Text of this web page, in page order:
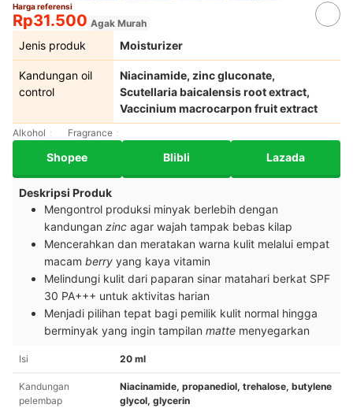
Harga referensi
Rp31.500 Agak Murah
Jenis produk Moisturizer
Kandungan oil
control
Niacinamide, zinc gluconate,
Scutellaria baicalensis root extract,
Vaccinium macrocarpon fruit extract
Alkohol Fragrance
Shopee Blibli Lazada
Deskripsi Produk
Mengontrol produksi minyak berlebih dengan
kandungan zinc agar wajah tampak bebas kilap
Mencerahkan dan meratakan warna kulit melalui empat
macam berry yang kaya vitamin
Melindungi kulit dari paparan sinar matahari berkat SPF
30 PA+++ untuk aktivitas harian
Menjadi pilihan tepat bagi pemilik kulit normal hingga
berminyak yang ingin tampilan matte menyegarkan
Isi 20 ml
Kandungan
pelembap
Niacinamide, propanediol, trehalose, butylene
glycol, glycerin